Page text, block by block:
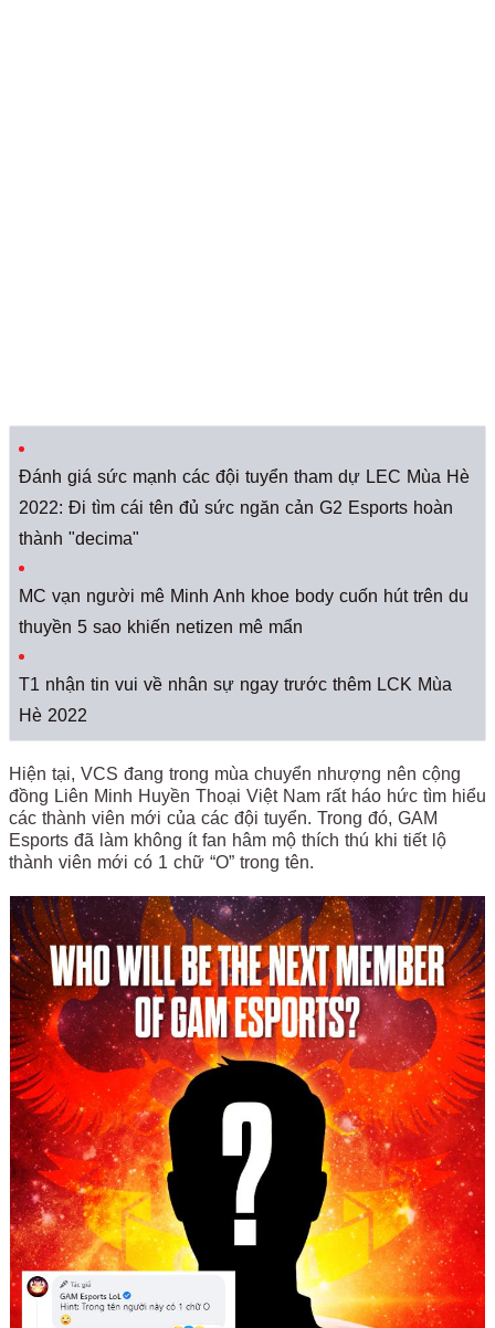
Đánh giá sức mạnh các đội tuyển tham dự LEC Mùa Hè
2022: Đi tìm cái tên đủ sức ngăn cản G2 Esports hoàn
thành "decima"
MC vạn người mê Minh Anh khoe body cuốn hút trên du
thuyền 5 sao khiến netizen mê mẩn
T1 nhận tin vui về nhân sự ngay trước thêm LCK Mùa
Hè 2022
Hiện tại, VCS đang trong mùa chuyển nhượng nên cộng
đồng Liên Minh Huyền Thoại Việt Nam rất háo hức tìm hiểu
các thành viên mới của các đội tuyển. Trong đó, GAM
Esports đã làm không ít fan hâm mộ thích thú khi tiết lộ
thành viên mới có 1 chữ “O” trong tên.